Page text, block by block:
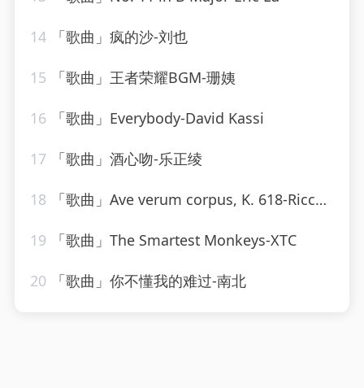
14 「歌曲」疯的沙-刘也
15 「歌曲」王者荣耀BGM-珊姨
16 「歌曲」Everybody-David Kassi
17 「歌曲」酒心吻-乐正绫
18 「歌曲」Ave verum corpus, K. 618-Riccardo Muti、Stockholm Chamber Choir、Stockholm Radio Chorus
19 「歌曲」The Smartest Monkeys-XTC
20 「歌曲」你不懂我的难过-南北